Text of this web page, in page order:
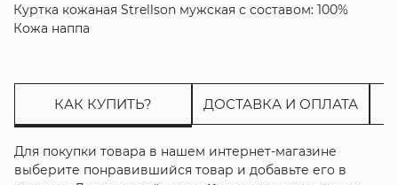
Куртка кожаная Strellson мужская с составом: 100%
Кожа наппа
КАК КУПИТЬ? ДОСТАВКА И ОПЛАТА
Для покупки товара в нашем интернет-магазине
выберите понравившийся товар и добавьте его в